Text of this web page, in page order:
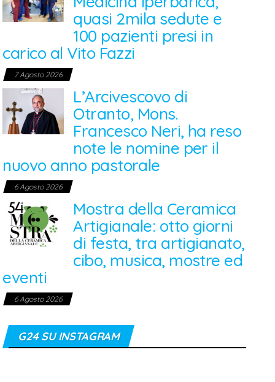
quasi 2mila sedute e
100 pazienti presi in
carico al Vito Fazzi
7 Agosto 2026
L’Arcivescovo di
Otranto, Mons.
Francesco Neri, ha reso
note le nomine per il
nuovo anno pastorale
6 Agosto 2026
Mostra della Ceramica
Artigianale: otto giorni
di festa, tra artigianato,
cibo, musica, mostre ed
eventi
6 Agosto 2026
G24 SU INSTAGRAM